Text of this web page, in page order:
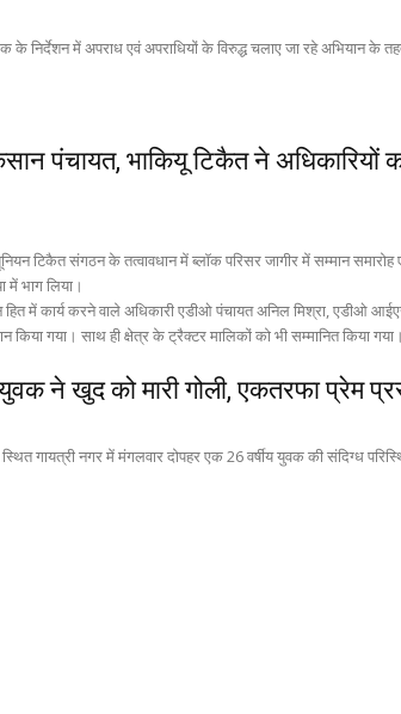
निर्देशन में अपराध एवं अपराधियों के विरुद्ध चलाए जा रहे अभियान के
पंचायत, भाकियू टिकैत ने
टिकैत संगठन के तत्वावधान में ब्लॉक परिसर जागीर में सम्मान
में भाग लिया।
हित में कार्य करने वाले अधिकारी एडीओ पंचायत अनिल मिश्रा, एडीओ
करते हुए आगरा मंडल उपाध्यक्ष राजा
युवक ने खुद को मारी गोली, एकतरफा प्रेम
गायत्री नगर में मंगलवार दोपहर एक 26 वर्षीय युवक की संदिग्ध